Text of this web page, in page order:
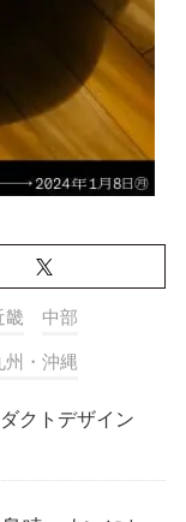
畿 中部
州・沖縄
クトデザイン